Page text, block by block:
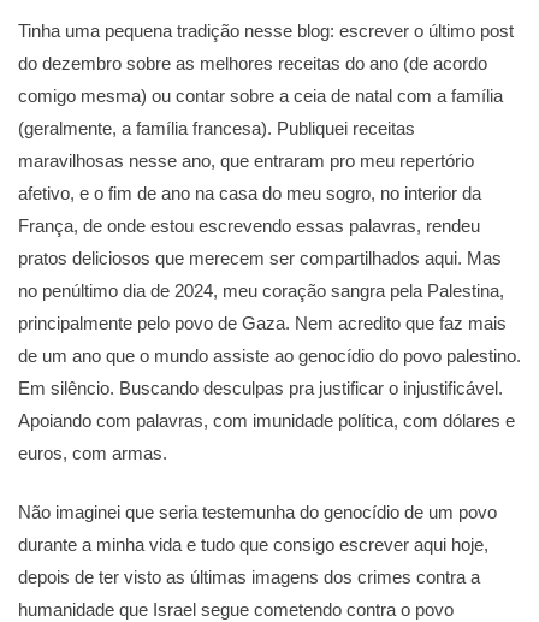
Tinha uma pequena tradição nesse blog: escrever o último post
do dezembro sobre as melhores receitas do ano (de acordo
comigo mesma) ou contar sobre a ceia de natal com a família
(geralmente, a família francesa). Publiquei receitas
maravilhosas nesse ano, que entraram pro meu repertório
afetivo, e o fim de ano na casa do meu sogro, no interior da
França, de onde estou escrevendo essas palavras, rendeu
pratos deliciosos que merecem ser compartilhados aqui. Mas
no penúltimo dia de 2024, meu coração sangra pela Palestina,
principalmente pelo povo de Gaza. Nem acredito que faz mais
de um ano que o mundo assiste ao genocídio do povo palestino.
Em silêncio. Buscando desculpas pra justificar o injustificável.
Apoiando com palavras, com imunidade política, com dólares e
euros, com armas.
Não imaginei que seria testemunha do genocídio de um povo
durante a minha vida e tudo que consigo escrever aqui hoje,
depois de ter visto as últimas imagens dos crimes contra a
humanidade que Israel segue cometendo contra o povo